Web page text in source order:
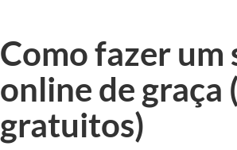
Como fazer um
online de graça
gratuitos)